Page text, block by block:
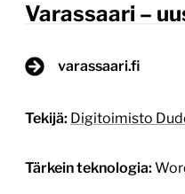
Varassaari –
varassaari.fi
Tekijä: Digitoimisto
Tärkein teknologia: